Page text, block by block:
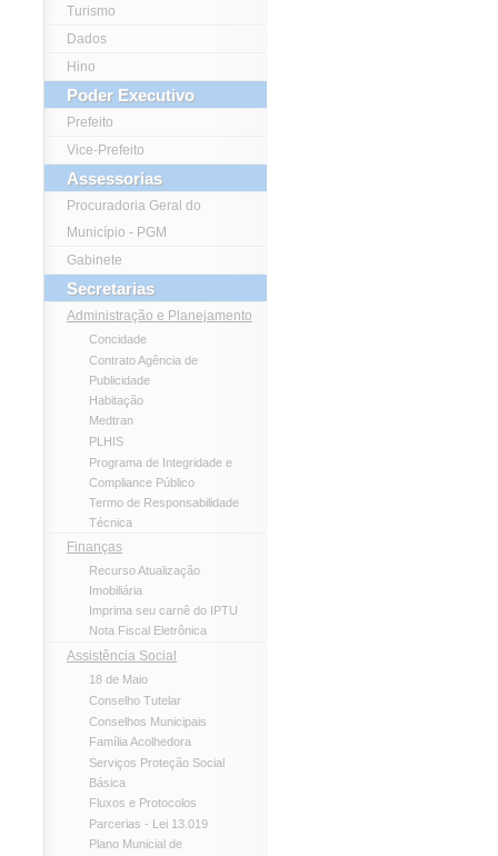
Turismo
Dados
Hino
Poder Executivo
Prefeito
Vice-Prefeito
Assessorias
Procuradoria Geral do
Município - PGM
Gabinete
Secretarias
Administração e Planejamento
Concidade
Contrato Agência de
Publicidade
Habitação
Medtran
PLHIS
Programa de Integridade e
Compliance Público
Termo de Responsabilidade
Técnica
Finanças
Recurso Atualização
Imobiliária
Imprima seu carnê do IPTU
Nota Fiscal Eletrônica
Assistência Social
18 de Maio
Conselho Tutelar
Conselhos Municipais
Família Acolhedora
Serviços Proteção Social
Básica
Fluxos e Protocolos
Parcerias - Lei 13.019
Plano Municial de